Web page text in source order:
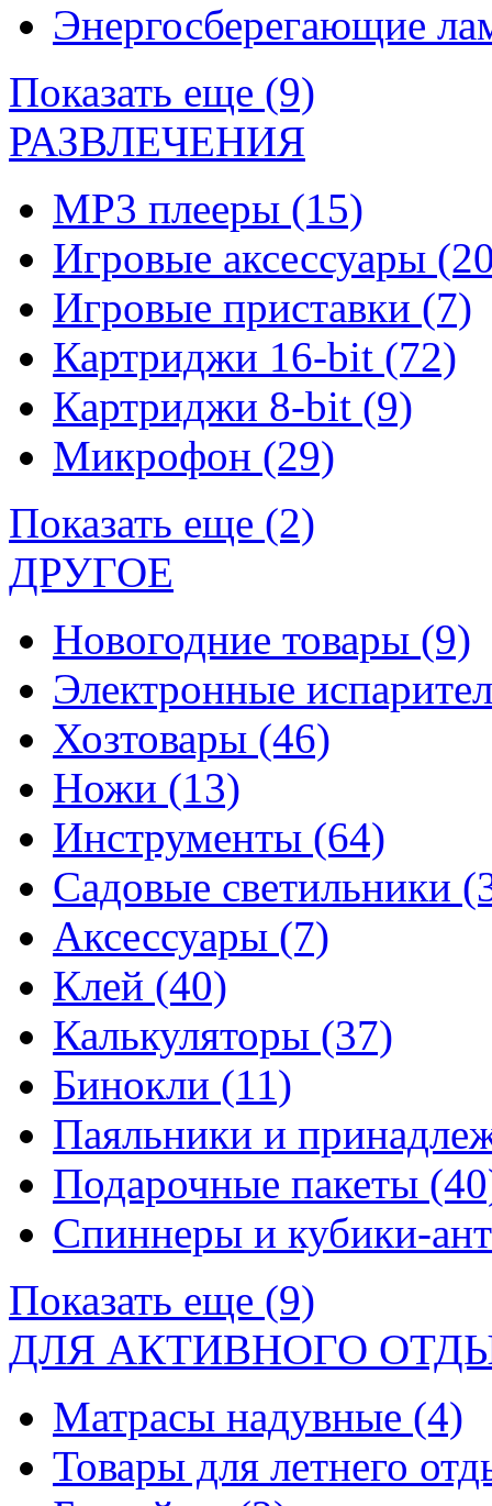
Энергосберегающие
Показать еще (9)
РАЗВЛЕЧЕНИЯ
MP3 плееры (15)
Игровые аксессуары
Игровые приставки (7)
Картриджи 16-bit (72)
Картриджи 8-bit (9)
Микрофон (29)
Показать еще (2)
ДРУГОЕ
Новогодние товары (9)
Электронные
Хозтовары (46)
Ножи (13)
Инструменты (64)
Садовые светильники
Аксессуары (7)
Клей (40)
Калькуляторы (37)
Бинокли (11)
Паяльники и
Подарочные пакеты
Спиннеры и кубики-
Показать еще (9)
ДЛЯ АКТИВНОГО
Матрасы надувные (4)
Товары для летнего